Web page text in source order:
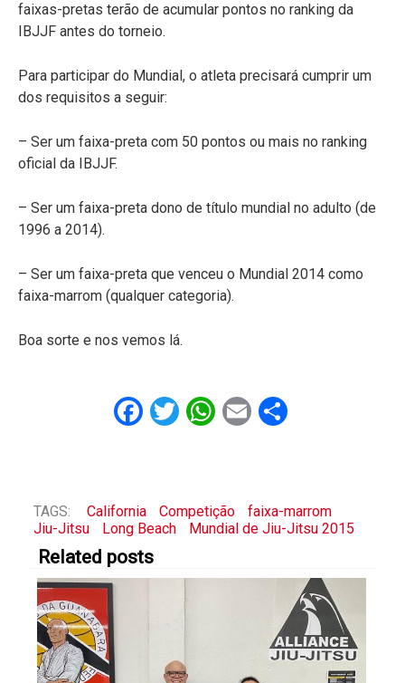
faixas-pretas terão de acumular pontos no ranking da
IBJJF antes do torneio.
Para participar do Mundial, o atleta precisará cumprir um
dos requisitos a seguir:
– Ser um faixa-preta com 50 pontos ou mais no ranking
oficial da IBJJF.
– Ser um faixa-preta dono de título mundial no adulto (de
1996 a 2014).
– Ser um faixa-preta que venceu o Mundial 2014 como
faixa-marrom (qualquer categoria).
Boa sorte e nos vemos lá.
Facebook
Twitter
WhatsApp
EmailShare
TAGS: California Competição
faixa-marrom
Jiu-Jitsu
Long Beach Mundial de Jiu-Jitsu 2015
Related posts